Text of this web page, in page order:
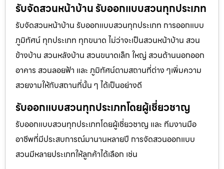
รับจัดสวนหน้าบ้าน รับออกแบบสวนทุกประเภท
รับจัดสวนหน้าบ้าน รับออกแบบสวนทุกประเภท การออกแบบ
ภูมิทัศน์ ทุกประเภท ทุกขนาด ไม่ว่าจะเป็นสวนหน้าบ้าน สวน
ข้างบ้าน สวนหลังบ้าน สวนขนาดเล็ก ใหญ่ สวนด้านนอกออก
อาคาร สวนลอยฟ้า และ ภูมิทัศน์ตามสถานที่ต่าง ๆเพิ่มความ
สวยงามให้กับสถานที่นั้น ๆ ได้เป็นอย่างดี
รับออกแบบสวนทุกประเภทโดยผู้เชี่ยวชาญ
รับออกแบบสวนทุกประเภทโดยผู้เชี่ยวชาญ และ ทีมงานมือ
อาชีพที่มีประสบการณ์มานานหลายปี การจัดสวนออกแบบ
สวนมีหลายประเภทให้ลูกค้าได้เลือก เช่น